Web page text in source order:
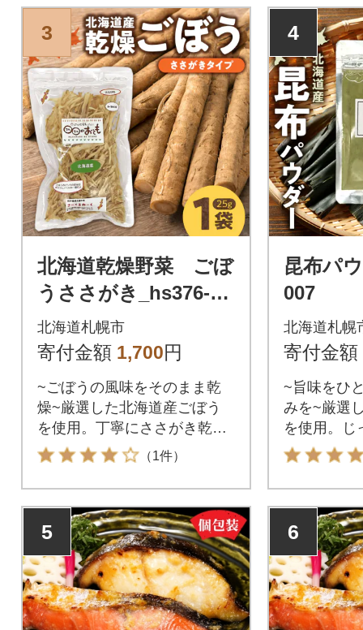
する働きがあります。しっか
り実感できる1000μgを2粒(1
日の目安量)に凝縮しました。
ビタミンB12は一緒に働く他
の栄養素とのチームワークに
より、より力を発揮するた
め、相性の良いビタミンB6や
葉酸とのバランスがとても大
切です。
3
北海道乾燥野菜 ごぼ
うささがき_hs376-00
2
北海道札幌市
寄付金額 1,700円
~ごぼうの風味をそのまま乾
燥~厳選した北海道産ごぼう
を使用。丁寧にささがき乾燥
しました。単にスライスする
のではなく斜めに削ぐように
切るため、厚みといびつさが
出てシャキシャキとした歯ざ
わりが残ります。炊き込みご
飯やきんぴら、煮物など簡単
に幅広く使えます。戻さず料
理に使えるため、防災用の備
蓄品にも。
（1件）
4
昆布パ
007
北海道札幌
寄付金額
~旨味をひ
みを~厳選
を使用。じ
ウダーにし
るだけで昆
コクを瞬時
食物繊維や
摂取でき
万能調味
物、味噌汁
など幅広く
5 6